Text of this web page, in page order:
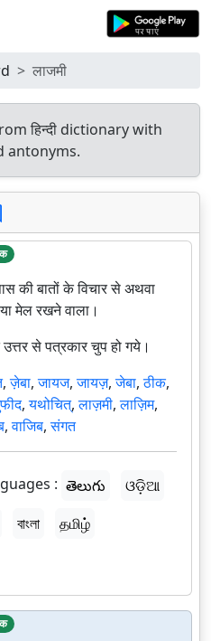
लाजमी
हिन्दी dictionary with
antonyms.
की बातों के विचार से अथवा
मेल रखने वाला।
से पत्रकार चुप हो गये।
,ज़ेबा,जायज,जायज़,जेबा,ठीक,
,यथोचित्,लाज़मी,लाज़िम,
,वाजिब,संगत
: తెలుగు
ଓଡ଼ିଆ
বাংলা
தமிழ்